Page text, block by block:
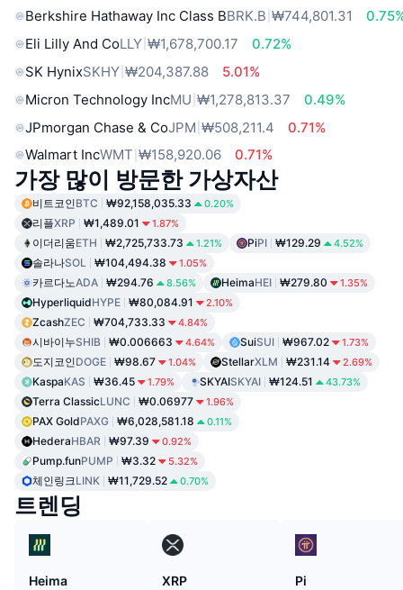
Berkshire Hathaway Inc Class BBRK.B ₩744,801.31
Eli Lilly And CoLLY ₩1,678,700.17
0.72%
SK HynixSKHY ₩204,387.88
5.01%
Micron Technology IncMU ₩1,278,813.37
0.49%
JPmorgan Chase & CoJPM ₩508,211.4
0.71%
Walmart IncWMT ₩158,920.06 0.71%
가장 많이 방문한 가상자산
비트코인BTC ₩92,158,035.33 0.20%
리플XRP ₩1,489.01 1.87%
이더리움ETH ₩2,725,733.73 1.21% PiPI ₩129.29 4.52%
솔라나SOL ₩104,494.38 1.05%
카르다노ADA ₩294.76 8.56% HeimaHEI ₩279.80 1.35%
HyperliquidHYPE ₩80,084.91 2.10%
ZcashZEC ₩704,733.33 4.84%
시바이누SHIB ₩0.006663 4.64% SuiSUI ₩967.02 1.73%
도지코인DOGE ₩98.67 1.04% StellarXLM ₩231.14 2.69%
KaspaKAS ₩36.45 1.79% SKYAISKYAI ₩124.51 43.73%
Terra ClassicLUNC ₩0.06977 1.96%
PAX GoldPAXG ₩6,028,581.18 0.11%
HederaHBAR ₩97.39 0.92%
Pump.funPUMP ₩3.32 5.32%
체인링크LINK ₩11,729.52 0.70%
트렌딩
Heima
XRP
Pi